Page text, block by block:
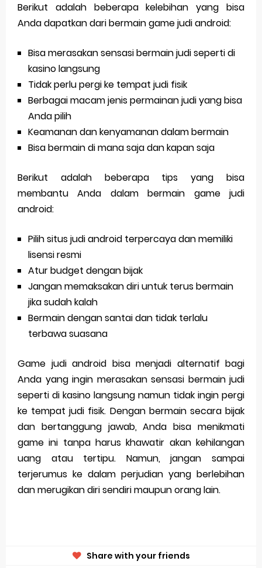
Berikut adalah beberapa kelebihan yang bisa
Anda dapatkan dari bermain game judi android:
Bisa merasakan sensasi bermain judi seperti di
kasino langsung
Tidak perlu pergi ke tempat judi fisik
Berbagai macam jenis permainan judi yang bisa
Anda pilih
Keamanan dan kenyamanan dalam bermain
Bisa bermain di mana saja dan kapan saja
Berikut adalah beberapa tips yang bisa
membantu Anda dalam bermain game judi
android:
Pilih situs judi android terpercaya dan memiliki
lisensi resmi
Atur budget dengan bijak
Jangan memaksakan diri untuk terus bermain
jika sudah kalah
Bermain dengan santai dan tidak terlalu
terbawa suasana
Game judi android bisa menjadi alternatif bagi
Anda yang ingin merasakan sensasi bermain judi
seperti di kasino langsung namun tidak ingin pergi
ke tempat judi fisik. Dengan bermain secara bijak
dan bertanggung jawab, Anda bisa menikmati
game ini tanpa harus khawatir akan kehilangan
uang atau tertipu. Namun, jangan sampai
terjerumus ke dalam perjudian yang berlebihan
dan merugikan diri sendiri maupun orang lain.
Share with your friends